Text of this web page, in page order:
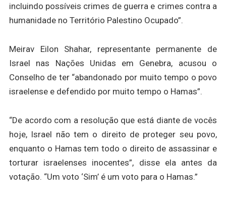
incluindo possíveis crimes de guerra e crimes contra a
humanidade no Território Palestino Ocupado”.
Meirav Eilon Shahar, representante permanente de
Israel nas Nações Unidas em Genebra, acusou o
Conselho de ter “abandonado por muito tempo o povo
israelense e defendido por muito tempo o Hamas”.
“De acordo com a resolução que está diante de vocês
hoje, Israel não tem o direito de proteger seu povo,
enquanto o Hamas tem todo o direito de assassinar e
torturar israelenses inocentes”, disse ela antes da
votação. “Um voto ‘Sim’ é um voto para o Hamas.”